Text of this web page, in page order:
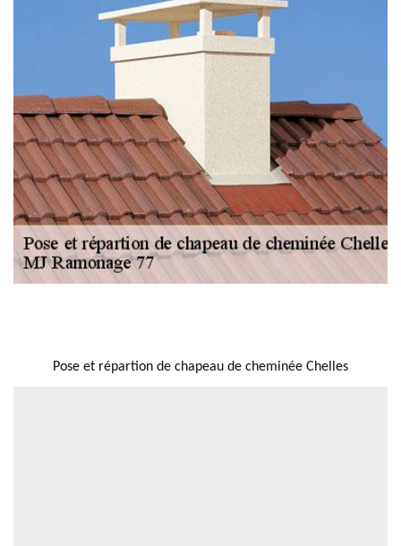
Pose et répartion de chapeau de cheminée Chelles